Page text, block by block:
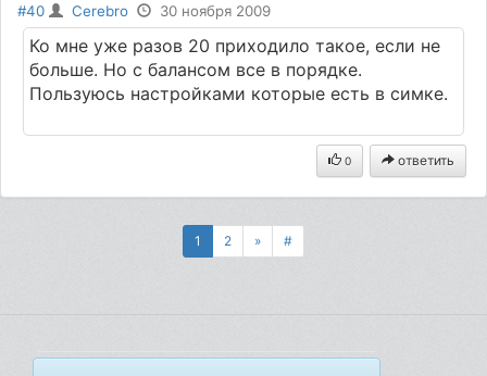
#40 Cerebro 30 ноября 2009
Ко мне уже разов 20 приходило такое, если не
больше. Но с балансом все в порядке.
Пользуюсь настройками которые есть в симке.
0 ответить
1 2 » #